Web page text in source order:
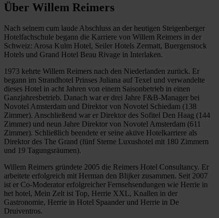
Über Willem Reimers
Nach seinem cum laude Abschluss an der heutigen Steigenberger
Hotelfachschule begann die Karriere von Willem Reimers in der
Schweiz: Arosa Kulm Hotel, Seiler Hotels Zermatt, Buergenstock
Hotels und Grand Hotel Beau Rivage in Interlaken.
1973 kehrte Willem Reimers nach den Niederlanden zurück. Er
begann im Strandhotel Prinses Juliana auf Texel und verwandelte
dieses Hotel in acht Jahren von einem Saisonbetrieb in einen
Ganzjahresbetrieb. Danach war er drei Jahre F&B-Manager bei
Novotel Amsterdam und Direktor von Novotel Schiedam (138
Zimmer). Anschließend war er Direktor des Sofitel Den Haag (144
Zimmer) und neun Jahre Direktor von Novotel Amsterdam (611
Zimmer). Schließlich beendete er seine aktive Hotelkarriere als
Direktor des The Grand (fünf Sterne Luxushotel mit 180 Zimmern
und 19 Tagungsräumen).
Willem Reimers gründete 2005 die Reimers Hotel Consultancy. Er
arbeitete erfolgreich mit Herman den Blijker zusammen. Seit 2007
ist er Co-Moderator erfolgreicher Fernsehsendungen wie Herrie in
het hotel, Mein Zelt ist Top, Herrie XXL, Knallen in der
Gastronomie, Herrie in Hotel Spaander und Herrie in De
Druiventros.